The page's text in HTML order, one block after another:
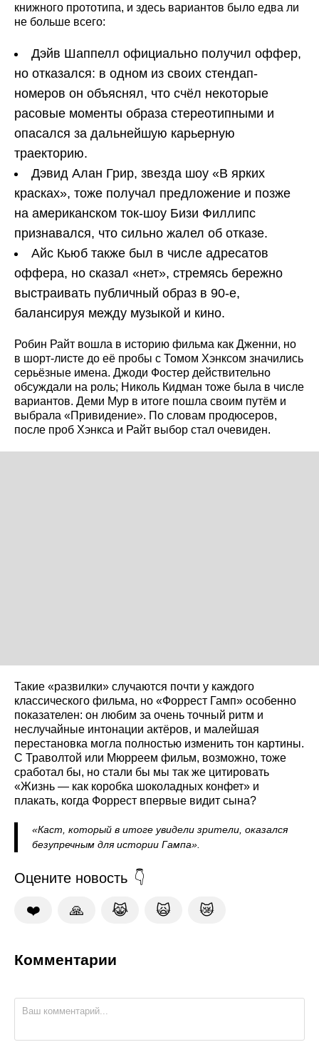
книжного прототипа, и здесь вариантов было едва ли
не больше всего:
Дэйв Шаппелл официально получил оффер,
но отказался: в одном из своих стендап-
номеров он объяснял, что счёл некоторые
расовые моменты образа стереотипными и
опасался за дальнейшую карьерную
траекторию.
Дэвид Алан Грир, звезда шоу «В ярких
красках», тоже получал предложение и позже
на американском ток‑шоу Бизи Филлипс
признавался, что сильно жалел об отказе.
Айс Кьюб также был в числе адресатов
оффера, но сказал «нет», стремясь бережно
выстраивать публичный образ в 90‑е,
балансируя между музыкой и кино.
Робин Райт вошла в историю фильма как Дженни, но
в шорт‑листе до её пробы с Томом Хэнксом значились
серьёзные имена. Джоди Фостер действительно
обсуждали на роль; Николь Кидман тоже была в числе
вариантов. Деми Мур в итоге пошла своим путём и
выбрала «Привидение». По словам продюсеров,
после проб Хэнкса и Райт выбор стал очевиден.
Такие «развилки» случаются почти у каждого
классического фильма, но «Форрест Гамп» особенно
показателен: он любим за очень точный ритм и
неслучайные интонации актёров, и малейшая
перестановка могла полностью изменить тон картины.
С Траволтой или Мюрреем фильм, возможно, тоже
сработал бы, но стали бы мы так же цитировать
«Жизнь — как коробка шоколадных конфет» и
плакать, когда Форрест впервые видит сына?
«Каст, который в итоге увидели зрители, оказался
безупречным для истории Гампа».
Оцените новость
❤️ 🙏 😹 🙀 😿
Комментарии